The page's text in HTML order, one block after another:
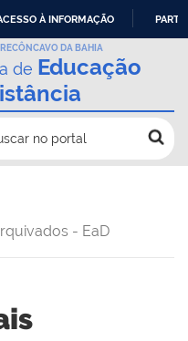
À INFORMAÇÃO
DA BAHIA
de Educação
no portal
- EaD